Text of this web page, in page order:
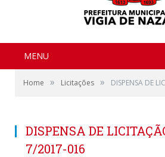
MENU
Home » Licitações » DISPENSA DE
DISPENSA DE
7/2017-016